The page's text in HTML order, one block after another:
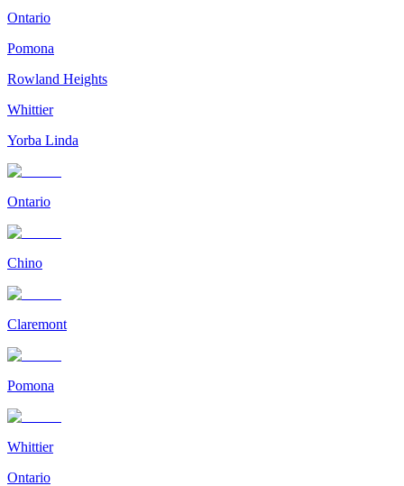
Ontario
Pomona
Rowland Heights
Whittier
Yorba Linda
Ontario
Chino
Claremont
Pomona
Whittier
Ontario